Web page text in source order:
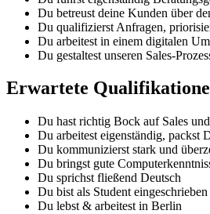
Du betreust deine Kunden über
Du qualifizierst Anfragen,
Du arbeitest in einem digitalen
Du gestaltest unseren Sales-
Erwartete
Du hast richtig Bock auf Sales
Du arbeitest eigenständig, packst
Du kommunizierst stark und
Du bringst gute
Du sprichst fließend Deutsch
Du bist als Student
Du lebst & arbeitest in Berlin